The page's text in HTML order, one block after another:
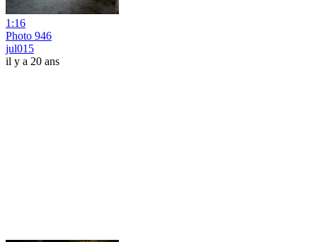
1:16
Photo 946
jul015
il y a 20 ans